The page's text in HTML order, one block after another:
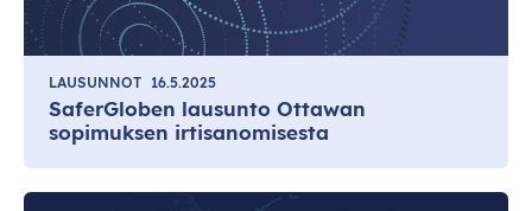
LAUSUNNOT 16.5.2025
SaferGloben lausunto Ottawan
sopimuksen irtisanomisesta